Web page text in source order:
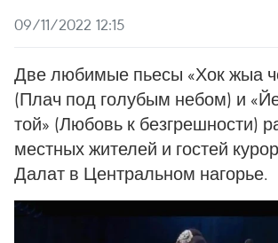
09/11/2022 12:15
Две любимые пьесы «Хок жыа
(Плач под голубым небом) и
той» (Любовь к безгрешности)
местных жителей и гостей
Далат в Центральном нагорье.